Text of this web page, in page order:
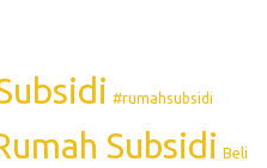
#rumahsubsidi
Subsidi Beli